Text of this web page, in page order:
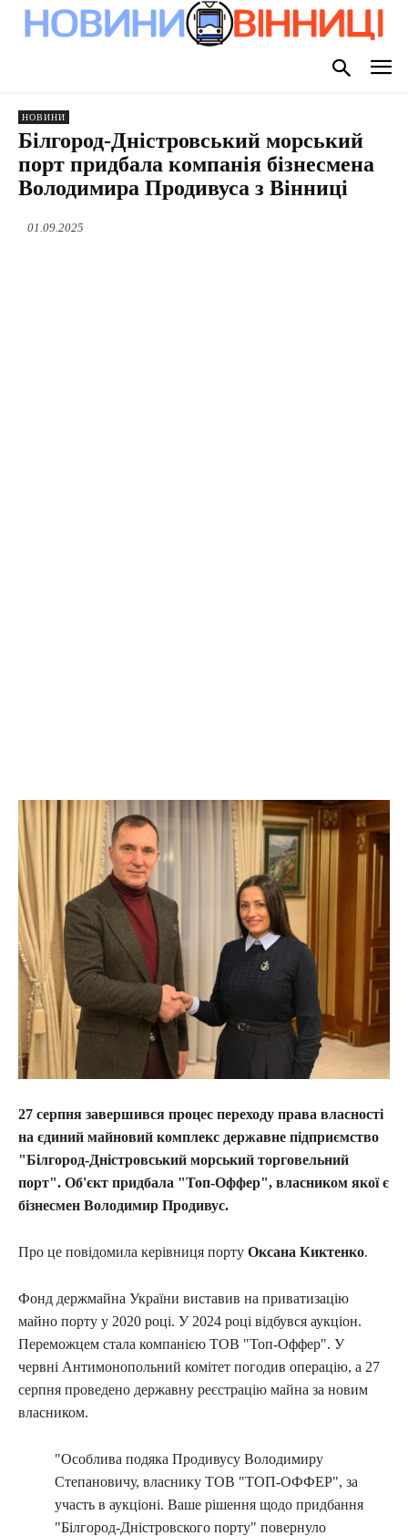
НОВИНИ
Білгород-Дністровський морський
порт придбала компанія бізнесмена
Володимира Продивуса з Вінниці
01.09.2025
27 серпня завершився процес переходу права власності
на єдиний майновий комплекс державне підприємство
"Білгород-Дністровський морський торговельний
порт". Об'єкт придбала "Топ-Оффер", власником якої є
бізнесмен Володимир Продивус.
Про це повідомила керівниця порту Оксана Киктенко.
Фонд держмайна України виставив на приватизацію
майно порту у 2020 році. У 2024 році відбувся аукціон.
Переможцем стала компанією ТОВ "Топ-Оффер". У
червні Антимонопольний комітет погодив операцію, а 27
серпня проведено державну реєстрацію майна за новим
власником.
"Особлива подяка Продивусу Володимиру
Степановичу, власнику ТОВ "ТОП-ОФФЕР", за
участь в аукціоні. Ваше рішення щодо придбання
"Білгород-Дністровского порту" повернуло